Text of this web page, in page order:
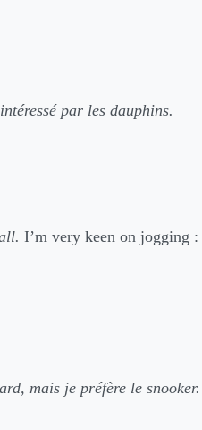
par les dauphins.
I’m very keen on jogging :
mais je préfère le snooker.